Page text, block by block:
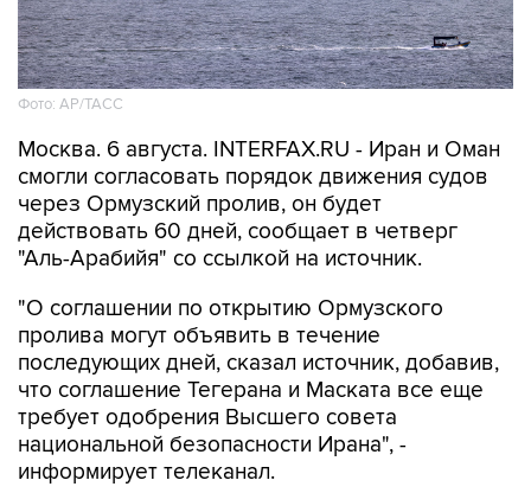
Фото: AP/ТАСС
Москва. 6 августа. INTERFAX.RU - Иран и Оман
смогли согласовать порядок движения судов
через Ормузский пролив, он будет
действовать 60 дней, сообщает в четверг
"Аль-Арабийя" со ссылкой на источник.
"О соглашении по открытию Ормузского
пролива могут объявить в течение
последующих дней, сказал источник, добавив,
что соглашение Тегерана и Маската все еще
требует одобрения Высшего совета
национальной безопасности Ирана", -
информирует телеканал.